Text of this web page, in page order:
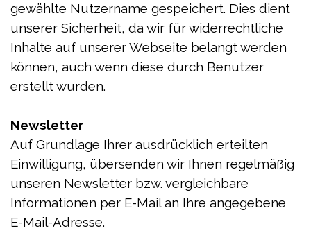
gewählte Nutzername gespeichert. Dies dient
unserer Sicherheit, da wir für widerrechtliche
Inhalte auf unserer Webseite belangt werden
können, auch wenn diese durch Benutzer
erstellt wurden.
Newsletter
Auf Grundlage Ihrer ausdrücklich erteilten
Einwilligung, übersenden wir Ihnen regelmäßig
unseren Newsletter bzw. vergleichbare
Informationen per E-Mail an Ihre angegebene
E-Mail-Adresse.